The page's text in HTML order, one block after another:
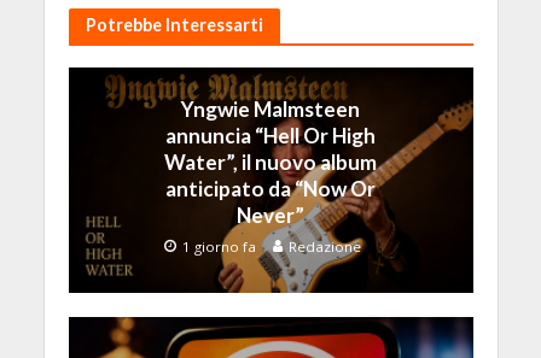
Potrebbe Interessarti
Yngwie Malmsteen
annuncia “Hell Or High
Water”, il nuovo album
anticipato da “Now Or
Never”
1 giorno fa Redazione